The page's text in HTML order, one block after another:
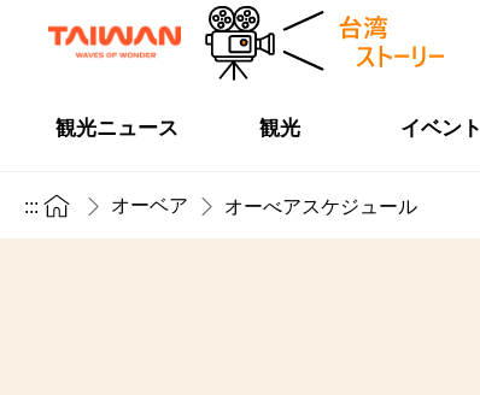
観光ニュース 観光 イベント
::: オーベア オーべアスケジュール